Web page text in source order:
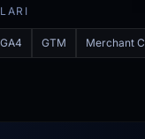
GA4 GTM Merchant